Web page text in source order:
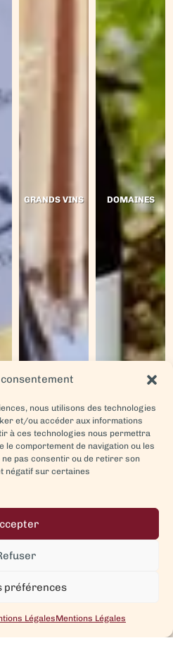
nous utilisons des technologies
et/ou accéder aux informations
à ces technologies nous permettra
le comportement de navigation ou les
pas consentir ou de retirer son
négatif sur certaines
préférences
LégalesMentions Légales
GRANDS VINS DOMAINES